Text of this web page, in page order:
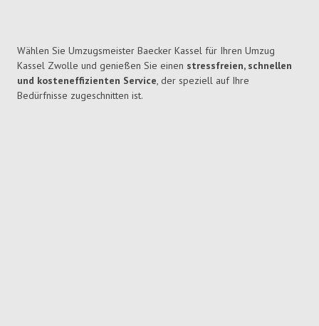
Wählen Sie Umzugsmeister Baecker Kassel für Ihren Umzug
Kassel Zwolle und genießen Sie einen stressfreien, schnellen
und kosteneffizienten Service, der speziell auf Ihre
Bedürfnisse zugeschnitten ist.